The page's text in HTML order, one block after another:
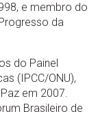
e membro do
da
do Painel
(IPCC/ONU),
em 2007.
Brasileiro de